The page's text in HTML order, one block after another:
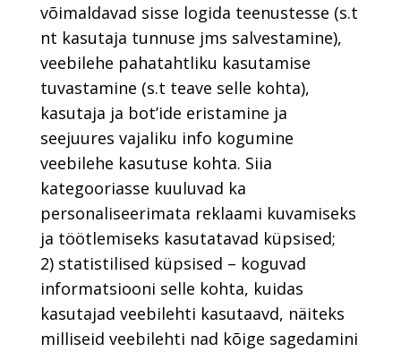
võimaldavad sisse logida teenustesse (s.t
nt kasutaja tunnuse jms salvestamine),
veebilehe pahatahtliku kasutamise
tuvastamine (s.t teave selle kohta),
kasutaja ja bot’ide eristamine ja
seejuures vajaliku info kogumine
veebilehe kasutuse kohta. Siia
kategooriasse kuuluvad ka
personaliseerimata reklaami kuvamiseks
ja töötlemiseks kasutatavad küpsised;
2) statistilised küpsised – koguvad
informatsiooni selle kohta, kuidas
kasutajad veebilehti kasutaavd, näiteks
milliseid veebilehti nad kõige sagedamini